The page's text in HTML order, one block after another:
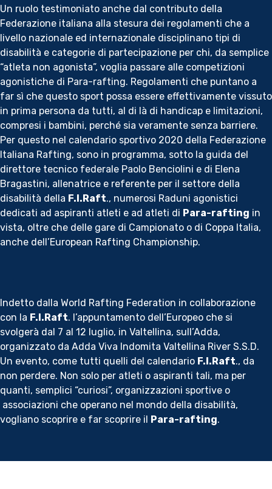
Un ruolo testimoniato anche dal contributo della
Federazione italiana alla stesura dei regolamenti che a
livello nazionale ed internazionale disciplinano tipi di
disabilità e categorie di partecipazione per chi, da semplice
“atleta non agonista”, voglia passare alle competizioni
agonistiche di Para-rafting. Regolamenti che puntano a
far sì che questo sport possa essere effettivamente vissuto
in prima persona da tutti, al di là di handicap e limitazioni,
compresi i bambini, perché sia veramente senza barriere.
Per questo nel calendario sportivo 2020 della Federazione
Italiana Rafting, sono in programma, sotto la guida del
direttore tecnico federale Paolo Benciolini e di Elena
Bragastini, allenatrice e referente per il settore della
disabilità della F.I.Raft., numerosi Raduni agonistici
dedicati ad aspiranti atleti e ad atleti di Para-rafting in
vista, oltre che delle gare di Campionato o di Coppa Italia,
anche dell’European Rafting Championship.
Indetto dalla World Rafting Federation in collaborazione
con la F.I.Raft. l’appuntamento dell’Europeo che si
svolgerà dal 7 al 12 luglio, in Valtellina, sull’Adda,
organizzato da Adda Viva Indomita Valtellina River S.S.D.
Un evento, come tutti quelli del calendario F.I.Raft., da
non perdere. Non solo per atleti o aspiranti tali, ma per
quanti, semplici “curiosi”, organizzazioni sportive o
associazioni che operano nel mondo della disabilità,
vogliano scoprire e far scoprire il Para-rafting.